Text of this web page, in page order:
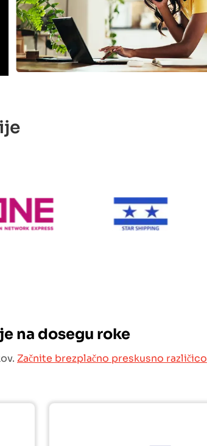
ONE Line
na dosegu roke
Začnite brezplačno preskusno različico